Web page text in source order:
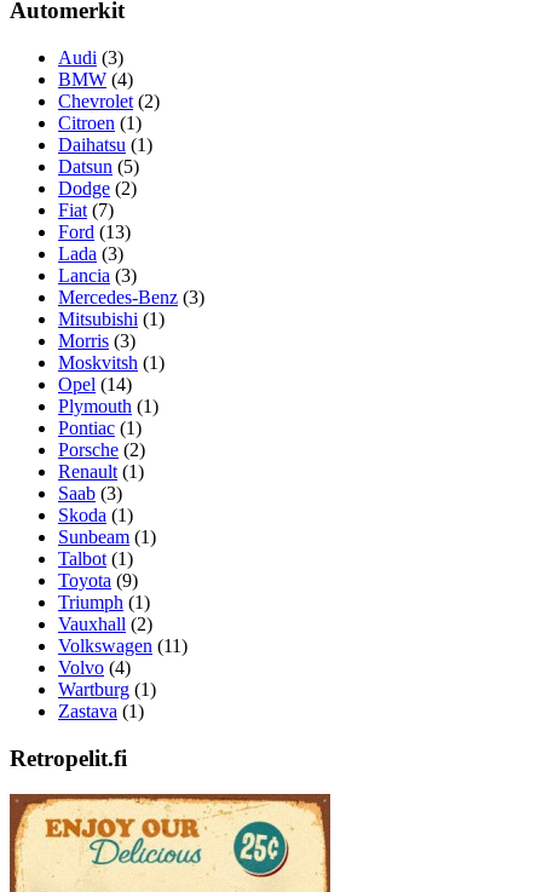
Automerkit
Audi (3)
BMW (4)
Chevrolet (2)
Citroen (1)
Daihatsu (1)
Datsun (5)
Dodge (2)
Fiat (7)
Ford (13)
Lada (3)
Lancia (3)
Mercedes-Benz (3)
Mitsubishi (1)
Morris (3)
Moskvitsh (1)
Opel (14)
Plymouth (1)
Pontiac (1)
Porsche (2)
Renault (1)
Saab (3)
Skoda (1)
Sunbeam (1)
Talbot (1)
Toyota (9)
Triumph (1)
Vauxhall (2)
Volkswagen (11)
Volvo (4)
Wartburg (1)
Zastava (1)
Retropelit.fi